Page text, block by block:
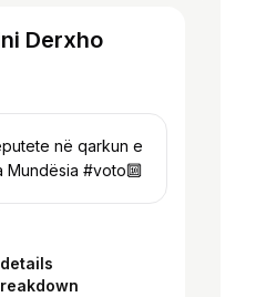
Derxho
në qarkun e
Mundësia #voto🔟